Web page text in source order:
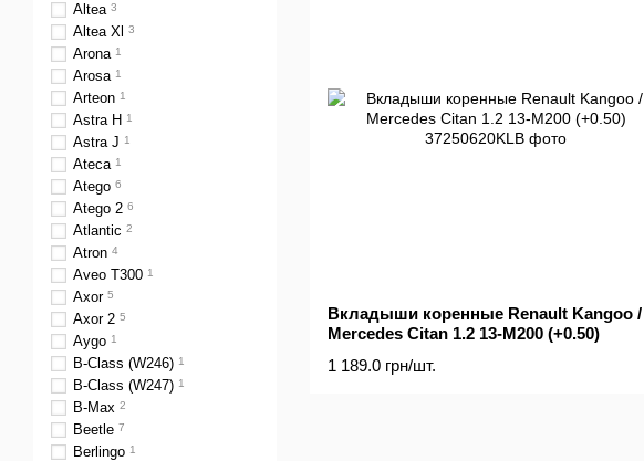
Вкладыши коренные Renault Kangoo /
Mercedes Citan 1.2 13-M200 (+0.50)
1 189.0 грн/шт.
Altea 3
Altea Xl 3
Arona 1
Arosa 1
Arteon 1
Astra H 1
Astra J 1
Ateca 1
Atego 6
Atego 2 6
Atlantic 2
Atron 4
Aveo T300 1
Axor 5
Axor 2 5
Aygo 1
B-Class (W246) 1
B-Class (W247) 1
B-Max 2
Beetle 7
Berlingo 1